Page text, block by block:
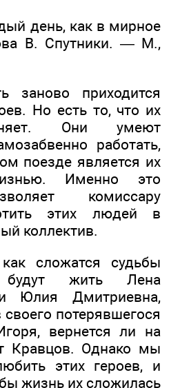
день, как в мирное
В. Спутники. — М.,
заново приходится
Но есть то, что их
Они умеют
работать,
поезде является их
Именно это
комиссару
этих людей в
коллектив.
сложатся судьбы
жить Лена
Юлия Дмитриевна,
потерявшегося
вернется ли на
Кравцов. Однако мы
этих героев, и
жизнь их сложилась